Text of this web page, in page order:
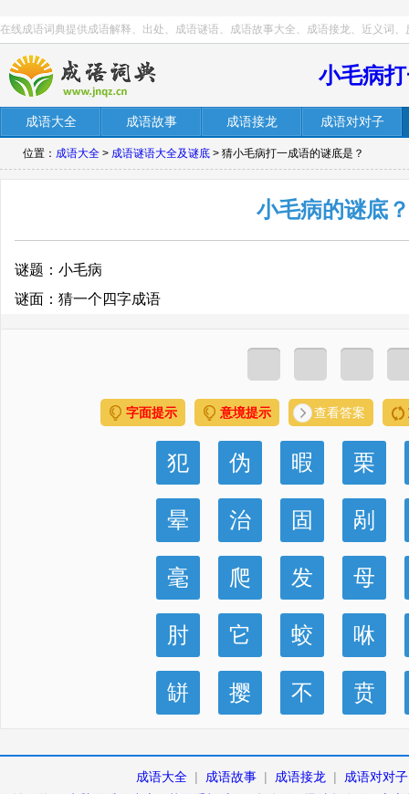
在线成语词典提供成语解释、出处、成语谜语、成语故事大全、成语接龙、近义词、
小毛病
成语大全 成语故事 成语接龙 成语对对子
位置： 成语大全 > 成语谜语大全及谜底 > 猜小毛病打一成语的谜底是？
小毛病的谜底？
谜题：小毛病
谜面：猜一个四字成语
字面提示 意境提示 查看答案
犯 伪 暇 栗
晕 治 固 剐
毫 爬 发 母
肘 它 蛟 咻
缾 撄 不 贲
成语大全 | 成语故事 | 成语接龙 |
成语对对子